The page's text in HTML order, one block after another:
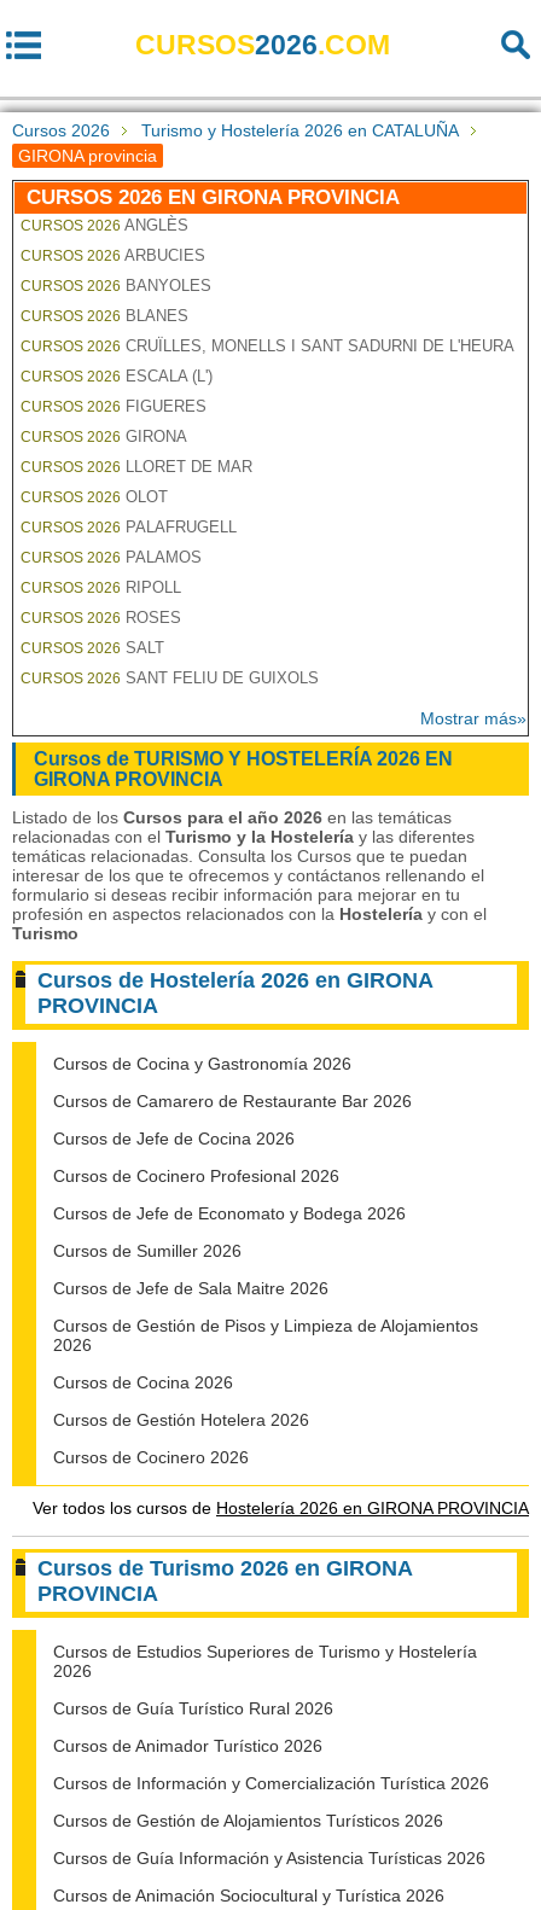
CURSOS2026.COM
Cursos 2026
Turismo y Hostelería 2026 en CATALUÑA
GIRONA provincia
CURSOS 2026 EN GIRONA PROVINCIA
CURSOS 2026 ANGLÈS
CURSOS 2026 ARBUCIES
CURSOS 2026 BANYOLES
CURSOS 2026 BLANES
CURSOS 2026 CRUÏLLES, MONELLS I SANT SADURNI DE L'HEURA
CURSOS 2026 ESCALA (L')
CURSOS 2026 FIGUERES
CURSOS 2026 GIRONA
CURSOS 2026 LLORET DE MAR
CURSOS 2026 OLOT
CURSOS 2026 PALAFRUGELL
CURSOS 2026 PALAMOS
CURSOS 2026 RIPOLL
CURSOS 2026 ROSES
CURSOS 2026 SALT
CURSOS 2026 SANT FELIU DE GUIXOLS
Mostrar más»
Cursos de TURISMO Y HOSTELERÍA 2026 EN
GIRONA PROVINCIA
Listado de los Cursos para el año 2026 en las temáticas
relacionadas con el Turismo y la Hostelería y las diferentes
temáticas relacionadas. Consulta los Cursos que te puedan
interesar de los que te ofrecemos y contáctanos rellenando el
formulario si deseas recibir información para mejorar en tu
profesión en aspectos relacionados con la Hostelería y con el
Turismo
Cursos de Hostelería 2026 en GIRONA
PROVINCIA
Cursos de Cocina y Gastronomía 2026
Cursos de Camarero de Restaurante Bar 2026
Cursos de Jefe de Cocina 2026
Cursos de Cocinero Profesional 2026
Cursos de Jefe de Economato y Bodega 2026
Cursos de Sumiller 2026
Cursos de Jefe de Sala Maitre 2026
Cursos de Gestión de Pisos y Limpieza de Alojamientos
2026
Cursos de Cocina 2026
Cursos de Gestión Hotelera 2026
Cursos de Cocinero 2026
Ver todos los cursos de Hostelería 2026 en GIRONA PROVINCIA
Cursos de Turismo 2026 en GIRONA
PROVINCIA
Cursos de Estudios Superiores de Turismo y Hostelería
2026
Cursos de Guía Turístico Rural 2026
Cursos de Animador Turístico 2026
Cursos de Información y Comercialización Turística 2026
Cursos de Gestión de Alojamientos Turísticos 2026
Cursos de Guía Información y Asistencia Turísticas 2026
Cursos de Animación Sociocultural y Turística 2026